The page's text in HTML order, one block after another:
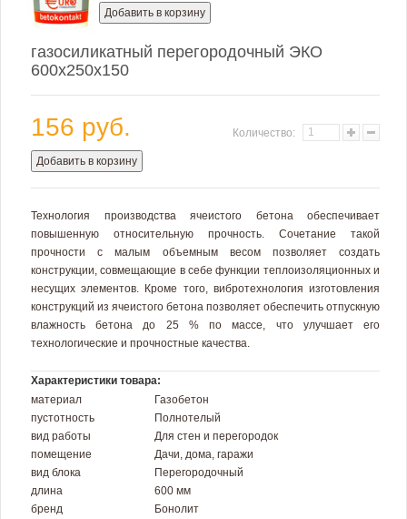
Добавить в корзину
газосиликатный перегородочный ЭКО
600х250х150
156 руб. Количество:
Добавить в корзину
Технология производства ячеистого бетона обеспечивает
повышенную относительную прочность. Сочетание такой
прочности с малым объемным весом позволяет создать
конструкции, совмещающие в себе функции теплоизоляционных и
несущих элементов. Кроме того, вибротехнология изготовления
конструкций из ячеистого бетона позволяет обеспечить отпускную
влажность бетона до 25 % по массе, что улучшает его
технологические и прочностные качества.
Характеристики товара:
материал
Газобетон
пустотность
Полнотелый
вид работы
Для стен и перегородок
помещение
Дачи, дома, гаражи
вид блока
Перегородочный
длина
600 мм
бренд
Бонолит